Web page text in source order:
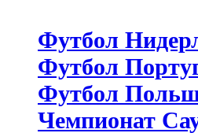
Футбол
Футбол
Футбол
Чемпионат